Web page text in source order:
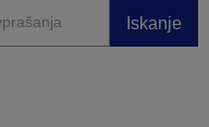
Iskanje